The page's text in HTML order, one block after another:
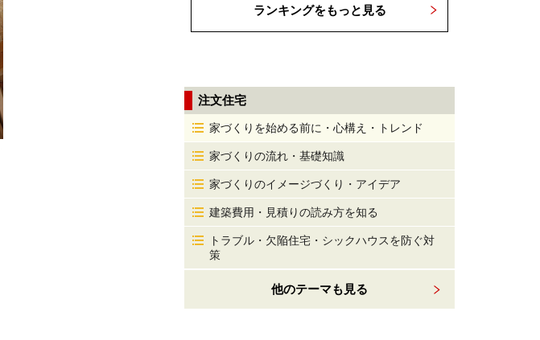
ランキングをもっと見る
注文住宅
家づくりを始める前に・心構え・トレンド
家づくりの流れ・基礎知識
家づくりのイメージづくり・アイデア
建築費用・見積りの読み方を知る
トラブル・欠陥住宅・シックハウスを防ぐ対
策
他のテーマも見る